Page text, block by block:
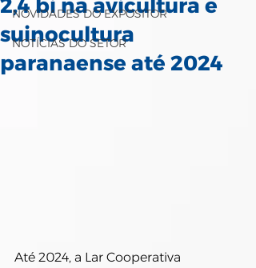
NOVIDADES DO EXPOSITOR
NOTÍCIAS DO SETOR
2,4 bi na avicultura e
suinocultura
paranaense até 2024
Até 2024, a Lar Cooperativa